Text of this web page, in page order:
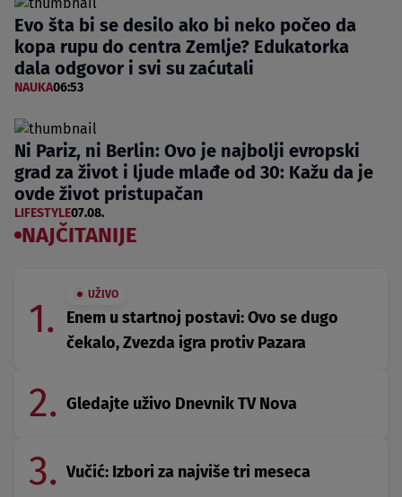
Evo šta bi se desilo ako bi neko počeo da
kopa rupu do centra Zemlje? Edukatorka
dala odgovor i svi su zaćutali
NAUKA06:53
Ni Pariz, ni Berlin: Ovo je najbolji evropski
grad za život i ljude mlađe od 30: Kažu da je
ovde život pristupačan
LIFESTYLE07.08.
NAJČITANIJE
1.
UŽIVO
Enem u startnoj postavi: Ovo se dugo
čekalo, Zvezda igra protiv Pazara
2. Gledajte uživo Dnevnik TV Nova
3. Vučić: Izbori za najviše tri meseca